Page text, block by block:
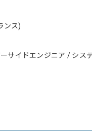
ンス)
サイドエンジニア / シス